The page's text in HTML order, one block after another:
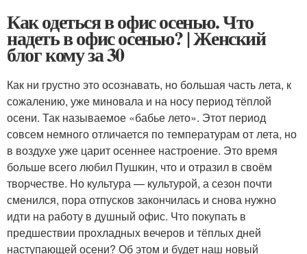
Как одеться в офис осенью. Что
надеть в офис осенью? | Женский
блог кому за 30
Как ни грустно это осознавать, но большая часть лета, к
сожалению, уже миновала и на носу период тёплой
осени. Так называемое «бабье лето». Этот период
совсем немного отличается по температурам от лета, но
в воздухе уже царит осеннее настроение. Это время
больше всего любил Пушкин, что и отразил в своём
творчестве. Но культура — культурой, а сезон почти
сменился, пора отпусков закончилась и снова нужно
идти на работу в душный офис. Что покупать в
предшествии прохладных вечеров и тёплых дней
наступающей осени? Об этом и будет наш новый